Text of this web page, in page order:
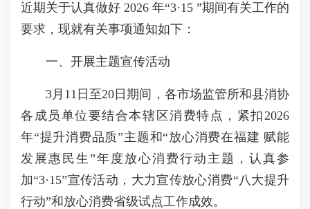
近期关于认真做好 2026 年“3·15 ”期间有关工作的
要求，现就有关事项通知如下：
一、开展主题宣传活动
3月11日至20日期间，各市场监管所和县消协
各成员单位要结合本辖区消费特点，紧扣2026
年“提升消费品质”主题和“放心消费在福建 赋能
发展惠民生”年度放心消费行动主题，认真参
加“3·15”宣传活动，大力宣传放心消费“八大提升
行动”和放心消费省级试点工作成效。